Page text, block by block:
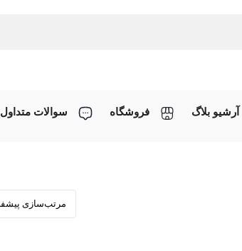
آرشیو بلاگ فروشگاه سوالات متداول